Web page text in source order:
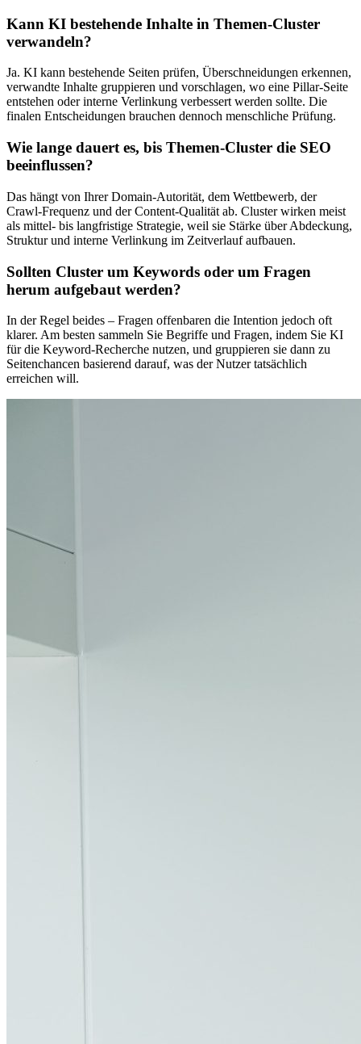
Kann KI bestehende Inhalte in Themen‑Cluster
verwandeln?
Ja. KI kann bestehende Seiten prüfen, Überschneidungen erkennen,
verwandte Inhalte gruppieren und vorschlagen, wo eine Pillar‑Seite
entstehen oder interne Verlinkung verbessert werden sollte. Die
finalen Entscheidungen brauchen dennoch menschliche Prüfung.
Wie lange dauert es, bis Themen‑Cluster die SEO
beeinflussen?
Das hängt von Ihrer Domain‑Autorität, dem Wettbewerb, der
Crawl‑Frequenz und der Content‑Qualität ab. Cluster wirken meist
als mittel‑ bis langfristige Strategie, weil sie Stärke über Abdeckung,
Struktur und interne Verlinkung im Zeitverlauf aufbauen.
Sollten Cluster um Keywords oder um Fragen
herum aufgebaut werden?
In der Regel beides – Fragen offenbaren die Intention jedoch oft
klarer. Am besten sammeln Sie Begriffe und Fragen, indem Sie KI
für die Keyword‑Recherche nutzen, und gruppieren sie dann zu
Seitenchancen basierend darauf, was der Nutzer tatsächlich
erreichen will.